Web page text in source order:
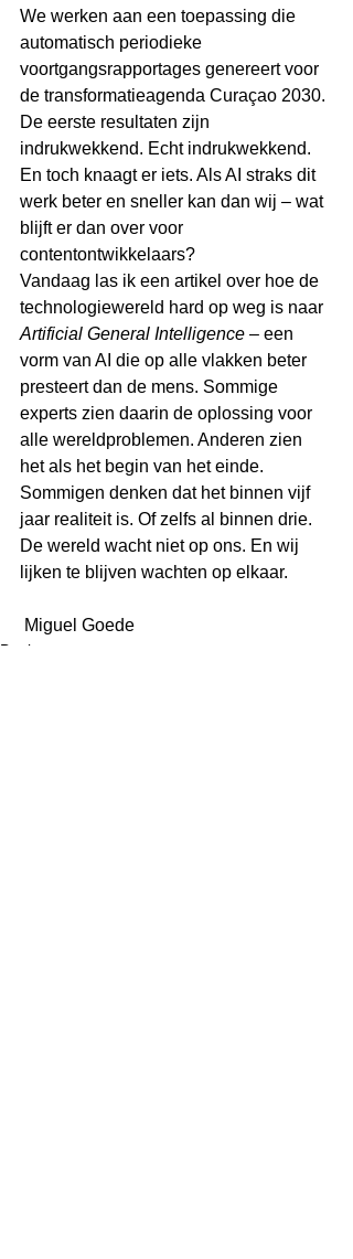
We werken aan een toepassing die
automatisch periodieke
voortgangsrapportages genereert voor
de transformatieagenda Curaçao 2030.
De eerste resultaten zijn
indrukwekkend. Echt indrukwekkend.
En toch knaagt er iets. Als AI straks dit
werk beter en sneller kan dan wij – wat
blijft er dan over voor
contentontwikkelaars?
Vandaag las ik een artikel over hoe de
technologiewereld hard op weg is naar
Artificial General Intelligence – een
vorm van AI die op alle vlakken beter
presteert dan de mens. Sommige
experts zien daarin de oplossing voor
alle wereldproblemen. Anderen zien
het als het begin van het einde.
Sommigen denken dat het binnen vijf
jaar realiteit is. Of zelfs al binnen drie.
De wereld wacht niet op ons. En wij
lijken te blijven wachten op elkaar.
Miguel Goede
Boek